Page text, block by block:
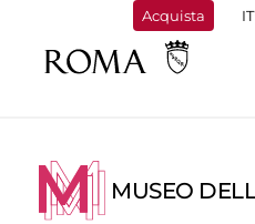
Acquista
MUSEO